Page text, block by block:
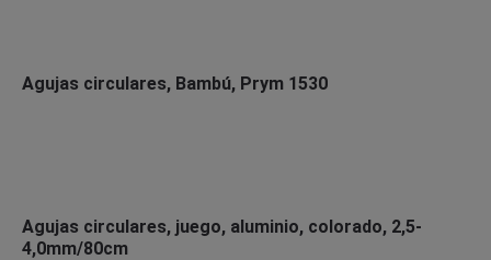
Agujas circulares, Bambú, Prym 1530
Agujas circulares, juego, aluminio, colorado, 2,5-
4,0mm/80cm